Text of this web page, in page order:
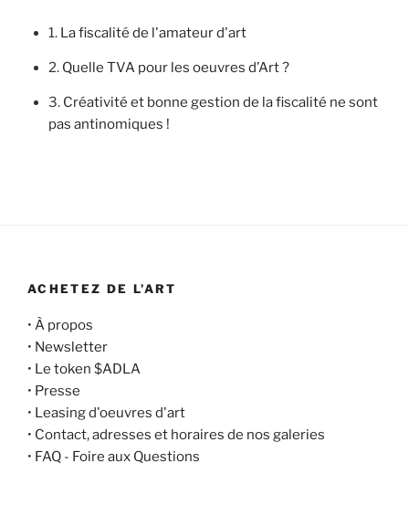
1. La fiscalité de l'amateur d'art
2. Quelle TVA pour les oeuvres d’Art ?
3. Créativité et bonne gestion de la fiscalité ne sont
pas antinomiques !
ACHETEZ DE L’ART
• À propos
• Newsletter
• Le token $ADLA
• Presse
• Leasing d'oeuvres d'art
• Contact, adresses et horaires de nos galeries
• FAQ - Foire aux Questions